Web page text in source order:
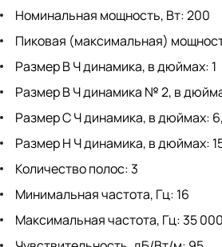
Номинальная мощность, Вт: 200
Пиковая (максимальная)
Размер В Ч динамика, в дюймах: 1
Размер В Ч динамика № 2, в
Размер С Ч динамика, в дюймах:
Размер Н Ч динамика, в дюймах:
Количество полос: 3
Минимальная частота, Гц: 16
Максимальная частота, Гц: 35 000